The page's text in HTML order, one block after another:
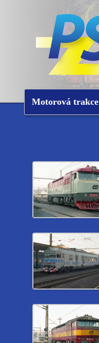
Motorová trakce